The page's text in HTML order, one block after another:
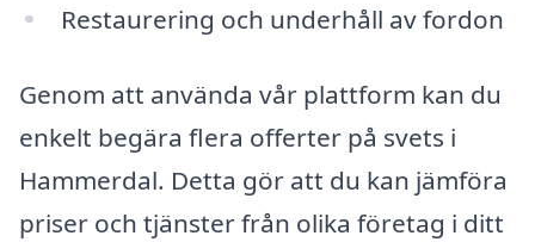
Restaurering och underhåll av fordon
Genom att använda vår plattform kan du
enkelt begära flera offerter på svets i
Hammerdal. Detta gör att du kan jämföra
priser och tjänster från olika företag i ditt